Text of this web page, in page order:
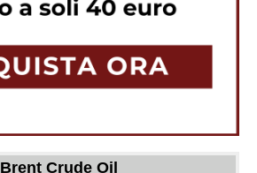
Brent Crude Oil